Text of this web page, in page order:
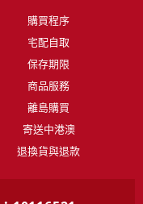
購買程序
宅配自取
保存期限
商品服務
離島購買
寄送中港澳
退換貨與退款